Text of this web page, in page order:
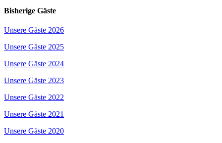
Bisherige Gäste
Unsere Gäste 2026
Unsere Gäste 2025
Unsere Gäste 2024
Unsere Gäste 2023
Unsere Gäste 2022
Unsere Gäste 2021
Unsere Gäste 2020